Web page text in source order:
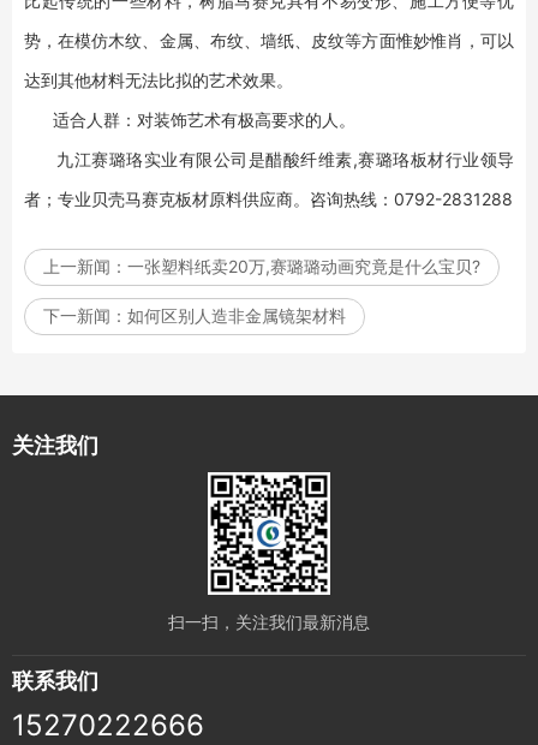
势，在模仿木纹、金属、布纹、墙纸、皮纹等方面惟妙惟肖，可以
达到其他材料无法比拟的艺术效果。
适合人群：对装饰艺术有极高要求的人。
九江赛璐珞实业有限公司是醋酸纤维素,赛璐珞板材行业领导
者；专业贝壳马赛克板材原料供应商。咨询热线：0792-2831288
上一新闻： 一张塑料纸卖20万,赛璐璐动画究竟是什么宝贝?
下一新闻： 如何区别人造非金属镜架材料
关注我们
扫一扫，关注我们最新消息
联系我们
15270222666